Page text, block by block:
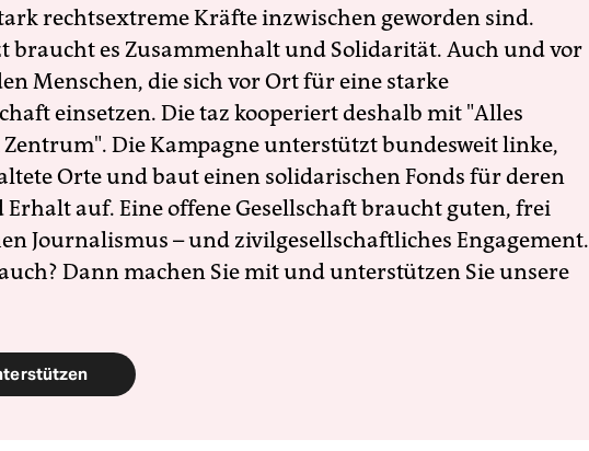
rechtsextreme Kräfte inzwischen geworden sind.
braucht es Zusammenhalt und Solidarität. Auch und vor
Menschen, die sich vor Ort für eine starke
einsetzen. Die taz kooperiert deshalb mit "Alles
Die Kampagne unterstützt bundesweit linke,
Orte und baut einen solidarischen Fonds für deren
Erhalt auf. Eine offene Gesellschaft braucht guten, frei
Journalismus – und zivilgesellschaftliches Engagement.
Dann machen Sie mit und unterstützen Sie unsere